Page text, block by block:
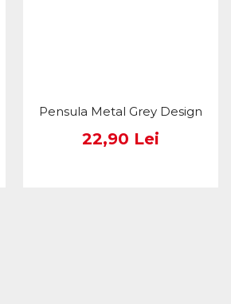
Pensula Metal Grey Design
22,90 Lei